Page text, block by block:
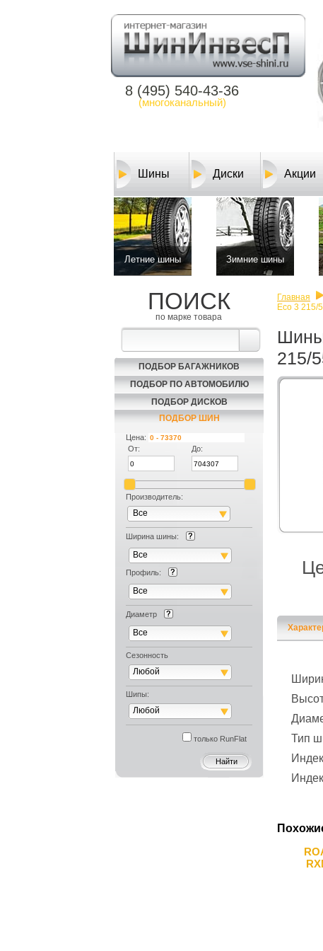
8 (495) 540-43-36
(многоканальный)
Шины Диски Акции
Летние шины Зимние шины
ПОИСК
по марке товара
ПОДБОР БАГАЖНИКОВ
ПОДБОР ПО АВТОМОБИЛЮ
ПОДБОР ДИСКОВ
ПОДБОР ШИН
Цена:
От:
До:
Производитель:
Все
Ширина шины:
Все
Профиль:
Все
Диаметр
Все
Сезонность
Любой
Шипы:
Любой
только RunFlat
Главная
Eco 3 215/
Шины
215/
Тип